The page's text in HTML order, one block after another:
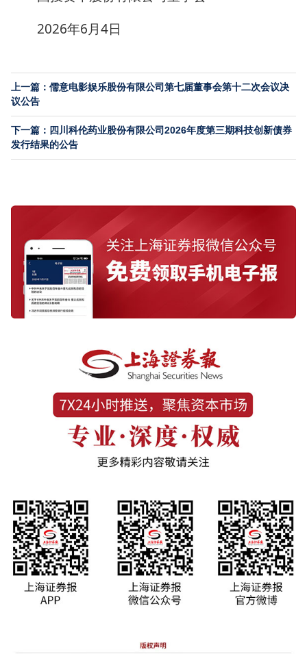
2026年6月4日
上一篇：儒意电影娱乐股份有限公司第七届董事会第十二次会议决
议公告
下一篇：四川科伦药业股份有限公司2026年度第三期科技创新债券
发行结果的公告